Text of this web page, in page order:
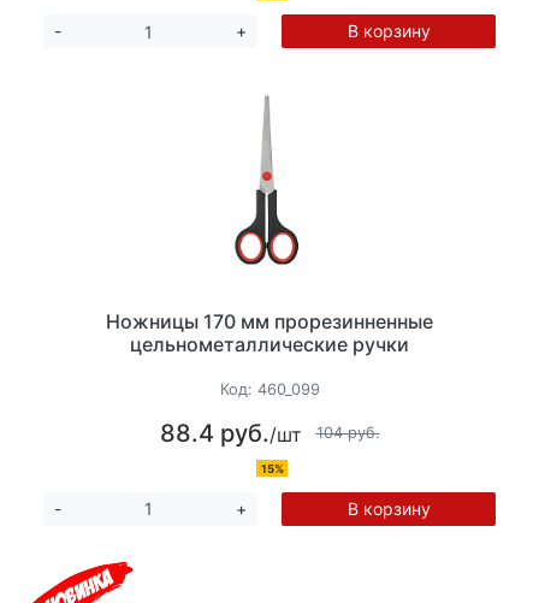
- + В корзину
Ножницы 170 мм прорезинненные
цельнометаллические ручки
Код: 460_099
88.4 руб./шт 104 руб.
15%
- + В корзину